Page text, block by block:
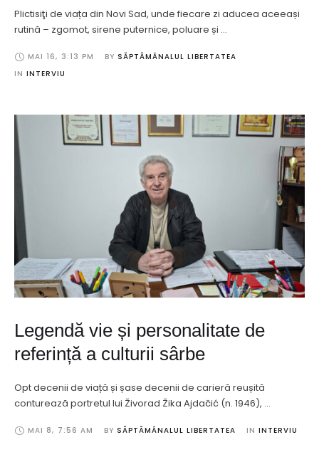
Plictisiţi de viața din Novi Sad, unde fiecare zi aducea aceeași
rutină – zgomot, sirene puternice, poluare și …
MAI 16, 3:13 PM BY SĂPTĂMÂNALUL LIBERTATEA
IN INTERVIU
Legendă vie și personalitate de
referință a culturii sârbe
Opt decenii de viață și șase decenii de carieră reușită
conturează portretul lui Živorad Žika Ajdačić (n. 1946), …
MAI 8, 7:56 AM BY SĂPTĂMÂNALUL LIBERTATEA IN INTERVIU